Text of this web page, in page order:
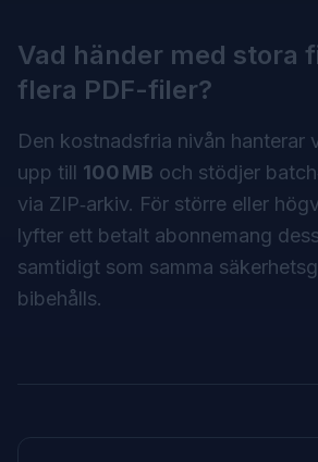
Vad händer med stora
flera PDF-filer?
Den kostnadsfria nivån hanterar
upp till 100 MB och stödjer
via ZIP‑arkiv. För större eller
lyfter ett betalt abonnemang
samtidigt som samma
bibehålls.